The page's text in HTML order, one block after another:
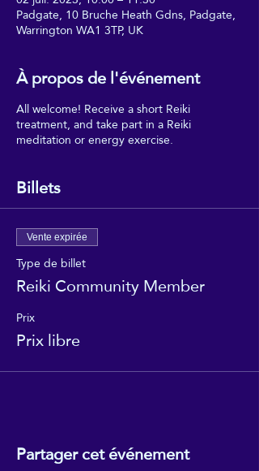
Padgate, 10 Bruche Heath Gdns, Padgate,
Warrington WA1 3TP, UK
À propos de l'événement
All welcome! Receive a short Reiki
treatment, and take part in a Reiki
meditation or energy exercise.
Billets
Vente expirée
Type de billet
Reiki Community Member
Prix
Prix libre
Partager cet événement